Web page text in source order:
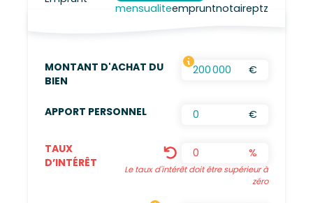
mensualiteempruntnotaireptz
MONTANT D'ACHAT DU
BIEN
€
APPORT PERSONNEL €
TAUX
D’INTÉRÊT
%
Le taux d'intérêt doit être supérieur à
zéro